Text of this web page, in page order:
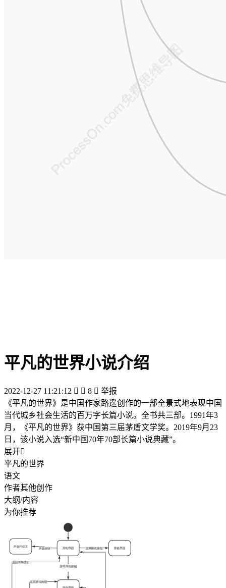
平凡的世界小说介绍
2022-12-27 11:21:12   8  举报
《平凡的世界》是中国作家路遥创作的一部全景式地表现中国
当代城乡社会生活的百万字长篇小说。全书共三部。1991年3
月，《平凡的世界》获中国第三届茅盾文学奖。2019年9月23
日，该小说入选“新中国70年70部长篇小说典藏”。
展开
平凡的世界
语文
作者其他创作
大纲/内容
为你推荐